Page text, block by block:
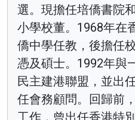
選。現擔任培僑書院
小學校董。1968年在
僑中學任教，後擔任
憑及碩士。1992年與
民主建港聯盟，並出
任會務顧問。回歸前
工作，曾出任香港特